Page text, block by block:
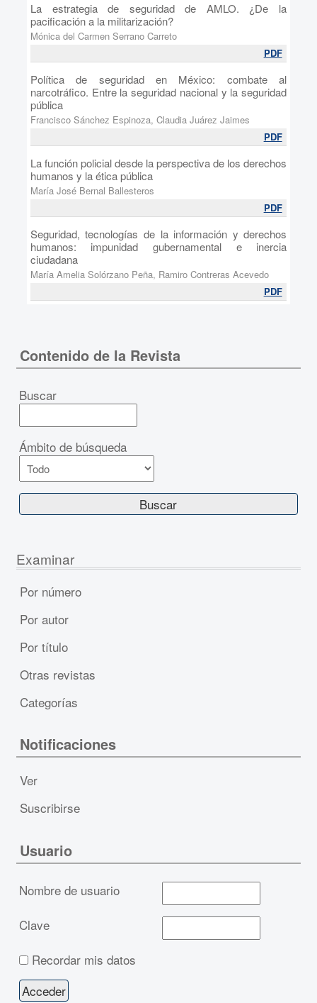
La estrategia de seguridad de AMLO. ¿De la
pacificación a la militarización?
Mónica del Carmen Serrano Carreto
PDF
Política de seguridad en México: combate al
narcotráfico. Entre la seguridad nacional y la seguridad
pública
Francisco Sánchez Espinoza, Claudia Juárez Jaimes
PDF
La función policial desde la perspectiva de los derechos
humanos y la ética pública
María José Bernal Ballesteros
PDF
Seguridad, tecnologías de la información y derechos
humanos: impunidad gubernamental e inercia
ciudadana
María Amelia Solórzano Peña, Ramiro Contreras Acevedo
PDF
Contenido de la Revista
Buscar
Ámbito de búsqueda
Examinar
Por número
Por autor
Por título
Otras revistas
Categorías
Notificaciones
Ver
Suscribirse
Usuario
Nombre de usuario
Clave
Recordar mis datos